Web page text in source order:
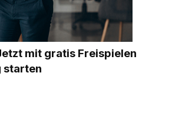
mit gratis Freispielen
starten